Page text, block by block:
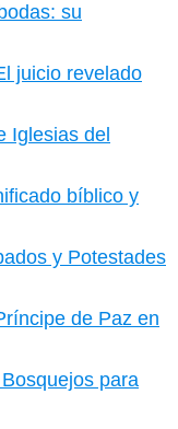
su
juicio revelado
Iglesias del
bíblico y
y Potestades
de Paz en
para